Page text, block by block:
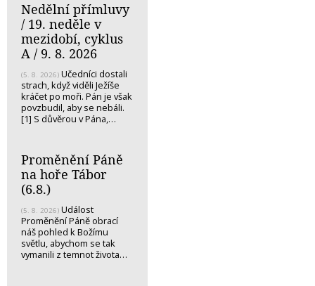
Nedělní přímluvy
/ 19. neděle v
mezidobí, cyklus
A / 9. 8. 2026
(5. 8. 2026) Učedníci dostali
strach, když viděli Ježíše
kráčet po moři. Pán je však
povzbudil, aby se nebáli.
[1] S důvěrou v Pána,…
Proměnění Páně
na hoře Tábor
(6.8.)
(5. 8. 2026) Událost
Proměnění Páně obrací
náš pohled k Božímu
světlu, abychom se tak
vymanili z temnot života…